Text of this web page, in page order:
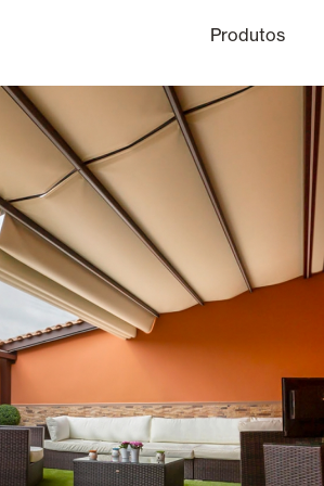
Produtos
Pérgulas
Escritórios
Informação técnicaCanal Ético